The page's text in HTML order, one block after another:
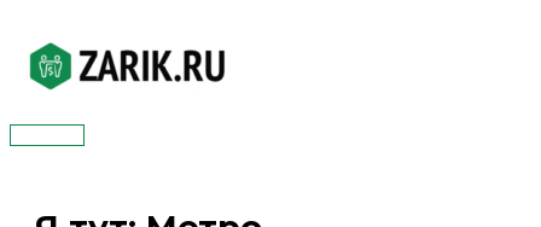
содержимому
Главное